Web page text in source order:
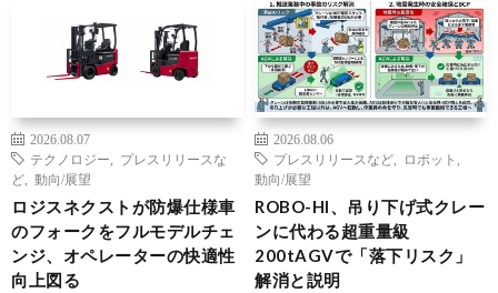
2026.08.07
テクノロジー
プレスリリースな
ど
動向/展望
ロジスネクストが防爆仕様車
のフォークをフルモデルチェ
ンジ、オペレーターの快適性
向上図る
2026.08.06
プレスリリースなど
ロボット
動向/展望
ROBO-HI、吊り下げ式クレー
ンに代わる超重量級
200tAGVで「落下リスク」
解消と説明